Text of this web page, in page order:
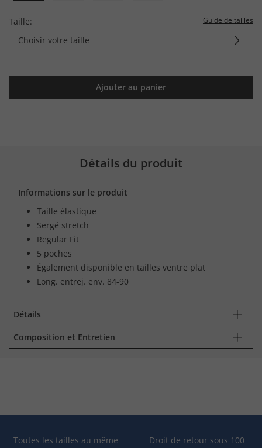
Taille: Guide de tailles
Choisir votre taille
Ajouter au panier
Détails du produit
Informations sur le produit
Taille élastique
Sergé stretch
Regular Fit
5 poches
Également disponible en tailles ventre plat
Long. entrej. env. 84-90
Détails
Composition et Entretien
Toutes les tailles au même
Droit de retour sous 100